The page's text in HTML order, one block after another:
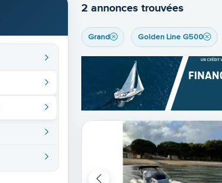
2 annonces trouvées
Grand Golden Line G500